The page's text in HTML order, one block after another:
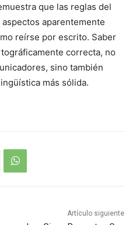
que las reglas del
aparentemente
reírse por escrito. Saber
correcta, no
sino también
más sólida.
Artículo siguiente